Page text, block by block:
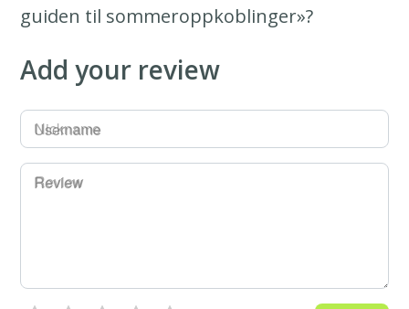
guiden til sommeroppkoblinger»?
Add your review
Username
Review